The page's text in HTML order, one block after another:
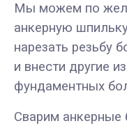
Мы можем по
анкерную
нарезать резьбу
и внести другие
фундаментных
Сварим анкерные